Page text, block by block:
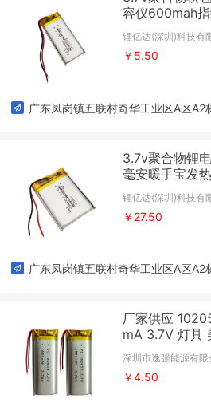
容仪600mah
锂亿达(深圳)科技有
￥5.50
广东凤岗镇五联村奇华工业区A区A2
3.7v聚合物锂
毫安暖手宝发
锂亿达(深圳)科技有
￥27.50
广东凤岗镇五联村奇华工业区A区A2
厂家供应
mA 3.7V 灯具
深圳市逸强能源有限
￥4.50